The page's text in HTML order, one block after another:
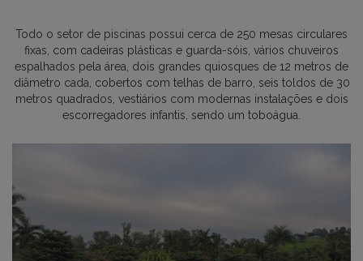
Todo o setor de piscinas possui cerca de 250 mesas circulares
fixas, com cadeiras plásticas e guarda-sóis, vários chuveiros
espalhados pela área, dois grandes quiosques de 12 metros de
diâmetro cada, cobertos com telhas de barro, seis toldos de 30
metros quadrados, vestiários com modernas instalações e dois
escorregadores infantis, sendo um toboágua.